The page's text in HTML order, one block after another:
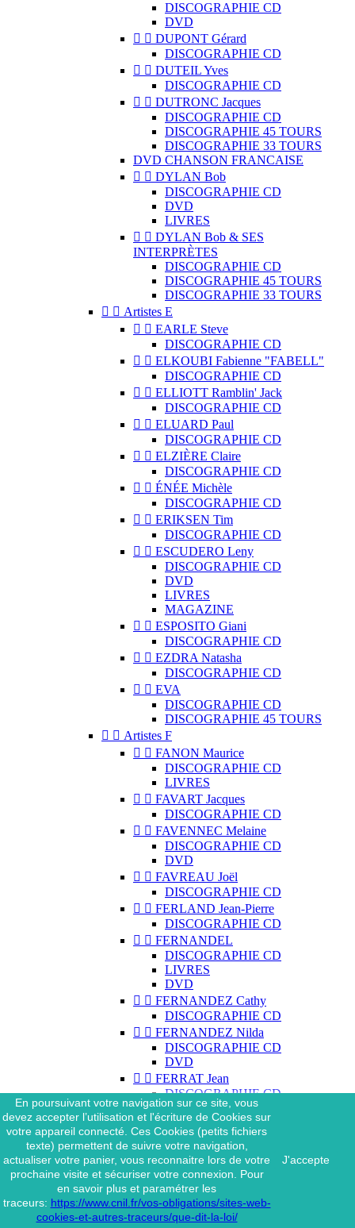
DISCOGRAPHIE CD
DVD
  DUPONT Gérard
DISCOGRAPHIE CD
  DUTEIL Yves
DISCOGRAPHIE CD
  DUTRONC Jacques
DISCOGRAPHIE CD
DISCOGRAPHIE 45 TOURS
DISCOGRAPHIE 33 TOURS
DVD CHANSON FRANCAISE
  DYLAN Bob
DISCOGRAPHIE CD
DVD
LIVRES
  DYLAN Bob & SES
INTERPRÈTES
DISCOGRAPHIE CD
DISCOGRAPHIE 45 TOURS
DISCOGRAPHIE 33 TOURS
  Artistes E
  EARLE Steve
DISCOGRAPHIE CD
  ELKOUBI Fabienne "FABELL"
DISCOGRAPHIE CD
  ELLIOTT Ramblin' Jack
DISCOGRAPHIE CD
  ELUARD Paul
DISCOGRAPHIE CD
  ELZIÈRE Claire
DISCOGRAPHIE CD
  ÉNÉE Michèle
DISCOGRAPHIE CD
  ERIKSEN Tim
DISCOGRAPHIE CD
  ESCUDERO Leny
DISCOGRAPHIE CD
DVD
LIVRES
MAGAZINE
  ESPOSITO Giani
DISCOGRAPHIE CD
  EZDRA Natasha
DISCOGRAPHIE CD
  EVA
DISCOGRAPHIE CD
DISCOGRAPHIE 45 TOURS
  Artistes F
  FANON Maurice
DISCOGRAPHIE CD
LIVRES
  FAVART Jacques
DISCOGRAPHIE CD
  FAVENNEC Melaine
DISCOGRAPHIE CD
DVD
  FAVREAU Joël
DISCOGRAPHIE CD
  FERLAND Jean-Pierre
DISCOGRAPHIE CD
  FERNANDEL
DISCOGRAPHIE CD
LIVRES
DVD
  FERNANDEZ Cathy
DISCOGRAPHIE CD
  FERNANDEZ Nilda
DISCOGRAPHIE CD
DVD
  FERRAT Jean
DISCOGRAPHIE CD
DISCOGRAPHIE 45 TOURS
DISCOGRAPHIE 33 TOURS
DVD
MAGAZINE
  FERRAT Jean & SES
INTERPRÈTES
DISCOGRAPHIE CD
  FERRÉ Léo
En poursuivant votre navigation sur ce site, vous
devez accepter l’utilisation et l'écriture de Cookies sur
votre appareil connecté. Ces Cookies (petits fichiers
texte) permettent de suivre votre navigation,
actualiser votre panier, vous reconnaitre lors de votre
prochaine visite et sécuriser votre connexion. Pour
en savoir plus et paramétrer les
traceurs: https://www.cnil.fr/vos-obligations/sites-web-
cookies-et-autres-traceurs/que-dit-la-loi/
J'accepte